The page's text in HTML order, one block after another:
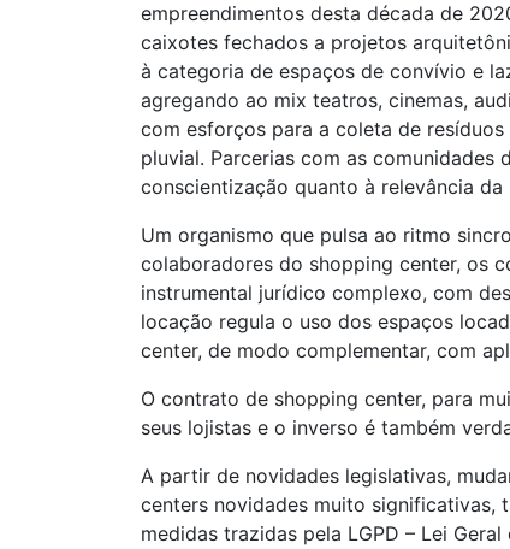
empreendimentos desta década de
caixotes fechados a projetos
à categoria de espaços de convívio e
agregando ao mix teatros, cinemas,
com esforços para a coleta de
pluvial. Parcerias com as
conscientização quanto à relevância
Um organismo que pulsa ao ritmo
colaboradores do shopping center, os
instrumental jurídico complexo, com
locação regula o uso dos espaços
center, de modo complementar, com
O contrato de shopping center, para
seus lojistas e o inverso é também
A partir de novidades legislativas,
centers novidades muito significativas,
medidas trazidas pela LGPD – Lei